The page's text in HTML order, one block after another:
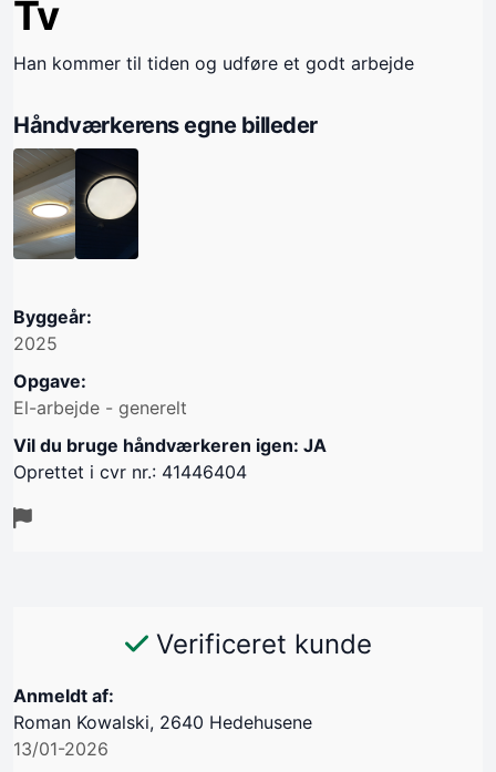
Tv
Han kommer til tiden og udføre et godt arbejde
Håndværkerens egne billeder
Byggeår:
2025
Opgave:
El-arbejde - generelt
Vil du bruge håndværkeren igen: JA
Oprettet i cvr nr.: 41446404
Verificeret kunde
Anmeldt af:
Roman Kowalski, 2640 Hedehusene
13/01-2026